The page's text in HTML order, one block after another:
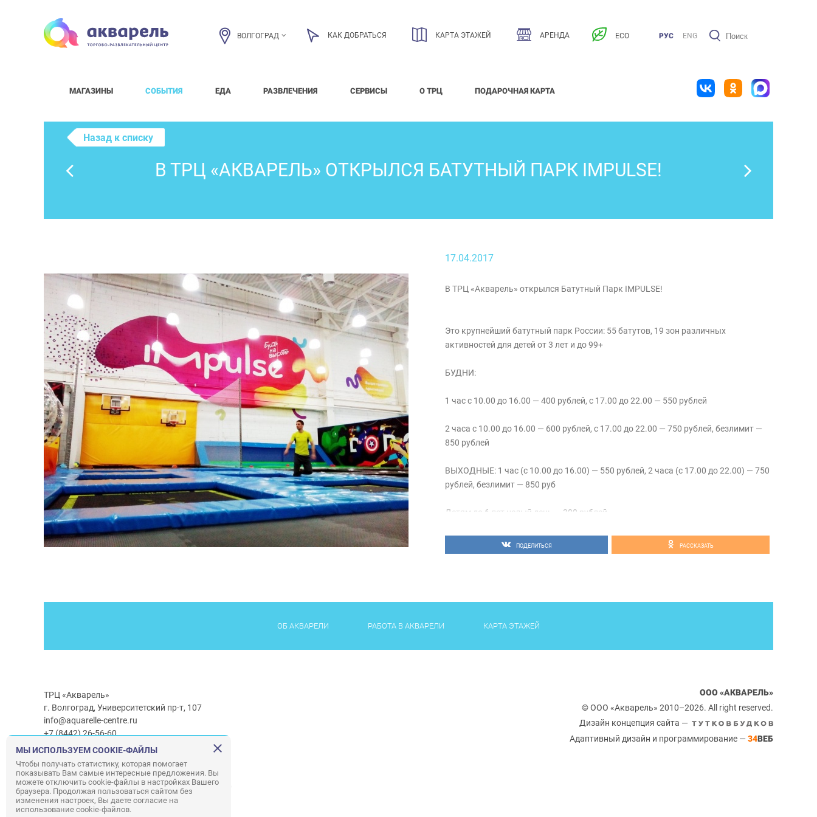
ВОЛГОГРАД КАК ДОБРАТЬСЯ КАРТА ЭТАЖЕЙ АРЕНДА ECO РУС ENG
МАГАЗИНЫ СОБЫТИЯ ЕДА РАЗВЛЕЧЕНИЯ СЕРВИСЫ О ТРЦ ПОДАРОЧНАЯ КАРТА
Назад к списку
В ТРЦ «АКВАРЕЛЬ» ОТКРЫЛСЯ БАТУТНЫЙ ПАРК IMPULSE!
17.04.2017
В ТРЦ «Акварель» открылся Батутный Парк IMPULSE!
Это крупнейший батутный парк России: 55 батутов, 19 зон различных
активностей для детей от 3 лет и до 99+
БУДНИ:
1 час с 10.00 до 16.00 — 400 рублей, с 17.00 до 22.00 — 550 рублей
2 часа с 10.00 до 16.00 — 600 рублей, с 17.00 до 22.00 — 750 рублей, безлимит —
850 рублей
ВЫХОДНЫЕ: 1 час (с 10.00 до 16.00) — 550 рублей, 2 часа (с 17.00 до 22.00) — 750
рублей, безлимит — 850 руб
Детям до 6 лет целый день — 300 рублей
ПОДЕЛИТЬСЯ РАССКАЗАТЬ
ОБ АКВАРЕЛИ РАБОТА В АКВАРЕЛИ КАРТА ЭТАЖЕЙ
ТРЦ «Акварель»
г. Волгоград, Университетский пр-т, 107
info@aquarelle-centre.ru
+7 (8442) 26-56-60
Часы работы ТРЦ: с 10:00 до 22:00
Часы работы г/м Ашан:с 08:00 до 23:00
Часы работыг/мЛемана ПРО:с 08:00 до 22:00
Правила посещения ТРЦ «Акварель»
ООО «АКВАРЕЛЬ»
© ООО «Акварель» 2010–2026. All right reserved.
Дизайн концепция сайта —
Адаптивный дизайн и программирование — 34ВЕБ
МЫ ИСПОЛЬЗУЕМ COOKIE-ФАЙЛЫ
Чтобы получать статистику, которая помогает
показывать Вам самые интересные предложения. Вы
можете отключить cookie-файлы в настройках Вашего
браузера. Продолжая пользоваться сайтом без
изменения настроек, Вы даете согласие на
использование cookie-файлов.